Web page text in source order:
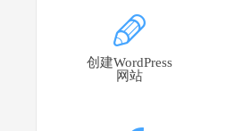
创建WordPress
网站